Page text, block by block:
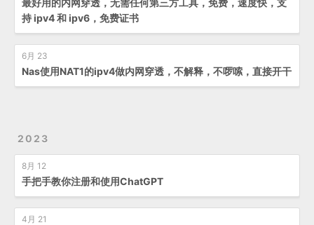
持 ipv4 和 ipv6，免费证书
6月 23
Nas使用NAT1的ipv4做内网穿透，不解释，不啰嗦，直接开干
2023
8月 12
手把手教你注册和使用ChatGPT
4月 21